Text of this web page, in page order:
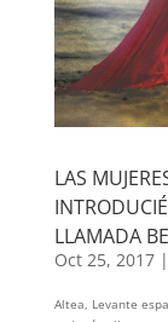
LAS
LLAMADA
Oct 25, 2017|
Altea, Levante